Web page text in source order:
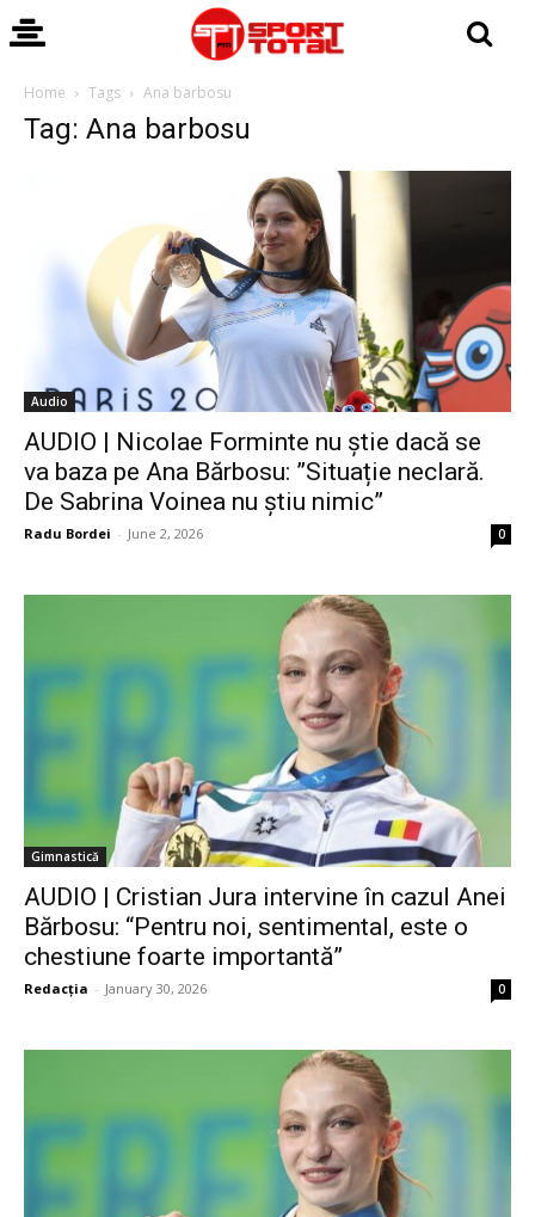
Home Tags Ana barbosu
Tag: Ana barbosu
Audio
AUDIO | Nicolae Forminte nu știe dacă se
va baza pe Ana Bărbosu: ”Situație neclară.
De Sabrina Voinea nu știu nimic”
Radu Bordei - June 2, 2026 0
Gimnastică
AUDIO | Cristian Jura intervine în cazul Anei
Bărbosu: “Pentru noi, sentimental, este o
chestiune foarte importantă”
Redacția - January 30, 2026 0